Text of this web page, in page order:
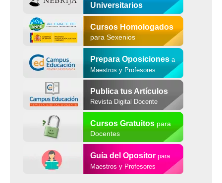
Universitarios
Cursos Homologados
para Sexenios
Prepara Oposiciones a
Maestros y Profesores
Publica tus Artículos
Revista Digital Docente
Cursos Gratuitospara
Docentes
Guía del Opositor para
Maestros y Profesores